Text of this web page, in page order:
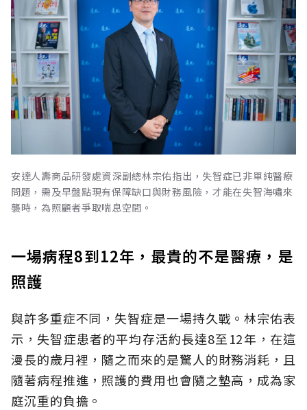
安達人壽商品研發處資深副總林宗佑指出，失智症已非單純醫療
問題，需及早盤點現有保障缺口與財務風險，才能在失智海嘯來
襲時，為照顧者爭取喘息空間。
一場病程8到12年，最貴的不是醫療，是
照護
與許多重症不同，失智症是一場持久戰。林宗佑表
示，失智症患者的平均存活約長達8至12年，在這
漫長的歲月裡，隨之而來的是驚人的財務消耗，且
隨著病程推進，照護的費用也會隨之墊高，成為家
庭沉重的負擔。